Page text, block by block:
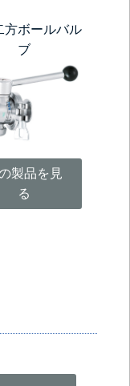
方ボールバル
ブ
製品を見
る